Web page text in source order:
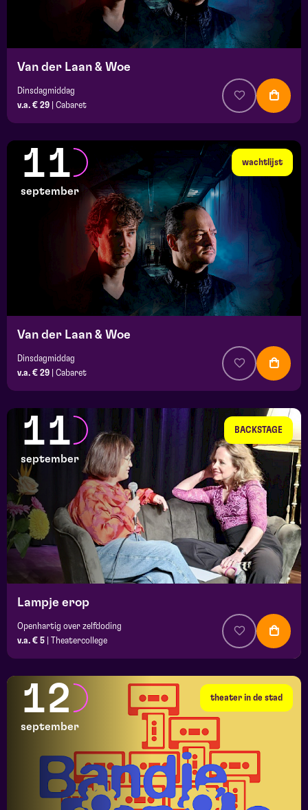
Van der Laan & Woe
Dinsdagmiddag
v.a. € 29
Cabaret
wachtlijst
11
september
Van der Laan & Woe
Dinsdagmiddag
v.a. € 29
Cabaret
BACKSTAGE
11
september
Lampje erop
Openhartig over zelfdoding
v.a. € 5
Theatercollege
theater in de stad
12
september